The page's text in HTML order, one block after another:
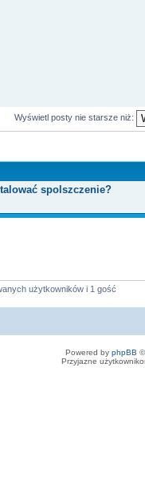
Wyświetl posty nie starsze niż:
spolszczenie?
użytkowników i 1 gość
Powered by phpBB
Przyjazne